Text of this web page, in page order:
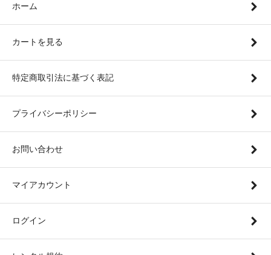
ホーム
カートを見る
特定商取引法に基づく表記
プライバシーポリシー
お問い合わせ
マイアカウント
ログイン